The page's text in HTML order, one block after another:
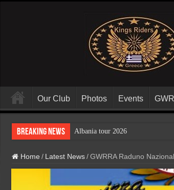
Our Club Photos Events
Breaking News Albania tour 2026
Home / Latest News / GWRRA Raduno